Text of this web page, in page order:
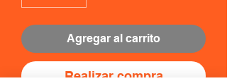
Agregar al carrito
Realizar compra